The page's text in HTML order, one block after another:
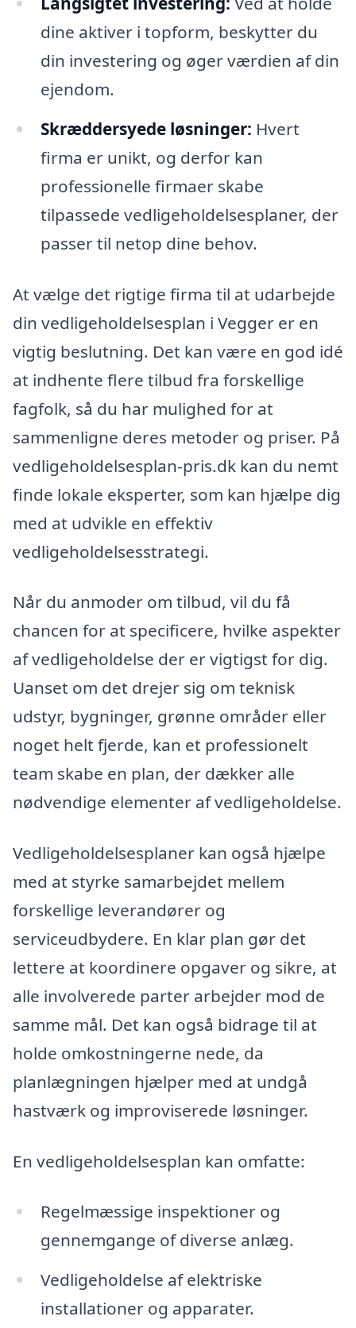
dine aktiver i topform, beskytter du
din investering og øger værdien af din
ejendom.
Skræddersyede løsninger: Hvert
firma er unikt, og derfor kan
professionelle firmaer skabe
tilpassede vedligeholdelsesplaner, der
passer til netop dine behov.
At vælge det rigtige firma til at udarbejde
din vedligeholdelsesplan i Vegger er en
vigtig beslutning. Det kan være en god idé
at indhente flere tilbud fra forskellige
fagfolk, så du har mulighed for at
sammenligne deres metoder og priser. På
vedligeholdelsesplan-pris.dk kan du nemt
finde lokale eksperter, som kan hjælpe dig
med at udvikle en effektiv
vedligeholdelsesstrategi.
Når du anmoder om tilbud, vil du få
chancen for at specificere, hvilke aspekter
af vedligeholdelse der er vigtigst for dig.
Uanset om det drejer sig om teknisk
udstyr, bygninger, grønne områder eller
noget helt fjerde, kan et professionelt
team skabe en plan, der dækker alle
nødvendige elementer af vedligeholdelse.
Vedligeholdelsesplaner kan også hjælpe
med at styrke samarbejdet mellem
forskellige leverandører og
serviceudbydere. En klar plan gør det
lettere at koordinere opgaver og sikre, at
alle involverede parter arbejder mod de
samme mål. Det kan også bidrage til at
holde omkostningerne nede, da
planlægningen hjælper med at undgå
hastværk og improviserede løsninger.
En vedligeholdelsesplan kan omfatte:
Regelmæssige inspektioner og
gennemgange of diverse anlæg.
Vedligeholdelse af elektriske
installationer og apparater.